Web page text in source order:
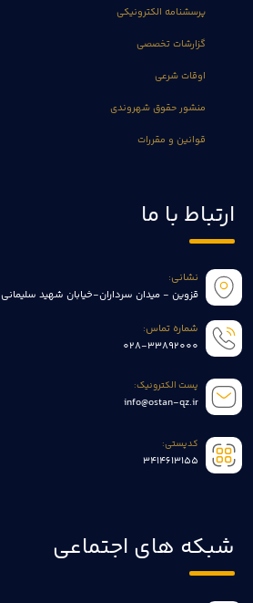
پرسشنامه الکترونیکی
گزارشات تخصصی
اوقات شرعی
منشور حقوق شهروندی
قوانین و مقررات
ارتباط با ما
نشانی:
قزوین - میدان سرداران-خیابان شهید سلیمانی
شماره تماس:
028-33892000
پست الکترونیک:
info@ostan-qz.ir
کدپستی:
3414613155
شبکه های اجتماعی